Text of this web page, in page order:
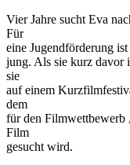
Vier Jahre sucht Eva
Für
eine Jugendförderung
jung. Als sie kurz davor
sie
auf einem
dem
für den Filmwettbewerb
Film
gesucht wird.